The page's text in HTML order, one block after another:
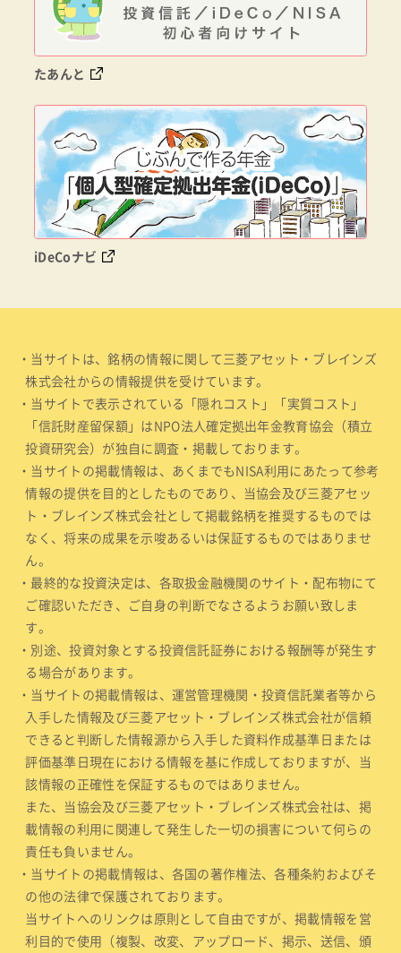
たあんと
iDeCoナビ
・当サイトは、銘柄の情報に関して三菱アセット・ブレインズ
株式会社からの情報提供を受けています。
・当サイトで表示されている「隠れコスト」「実質コスト」
「信託財産留保額」はNPO法人確定拠出年金教育協会（積立
投資研究会）が独自に調査・掲載しております。
・当サイトの掲載情報は、あくまでもNISA利用にあたって参考
情報の提供を目的としたものであり、当協会及び三菱アセッ
ト・ブレインズ株式会社として掲載銘柄を推奨するものでは
なく、将来の成果を示唆あるいは保証するものではありませ
ん。
・最終的な投資決定は、各取扱金融機関のサイト・配布物にて
ご確認いただき、ご自身の判断でなさるようお願い致しま
す。
・別途、投資対象とする投資信託証券における報酬等が発生す
る場合があります。
・当サイトの掲載情報は、運営管理機関・投資信託業者等から
入手した情報及び三菱アセット・ブレインズ株式会社が信頼
できると判断した情報源から入手した資料作成基準日または
評価基準日現在における情報を基に作成しておりますが、当
該情報の正確性を保証するものではありません。
また、当協会及び三菱アセット・ブレインズ株式会社は、掲
載情報の利用に関連して発生した一切の損害について何らの
責任も負いません。
・当サイトの掲載情報は、各国の著作権法、各種条約およびそ
の他の法律で保護されております。
当サイトへのリンクは原則として自由ですが、掲載情報を営
利目的で使用（複製、改変、アップロード、掲示、送信、頒